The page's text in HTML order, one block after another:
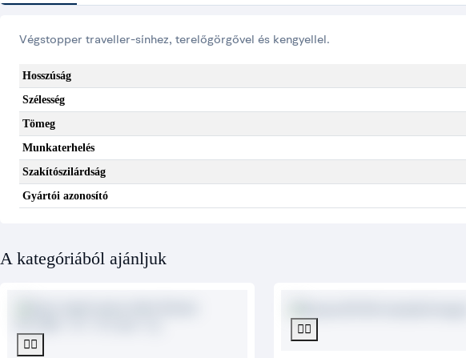
Végstopper traveller-sínhez, terelőgörgővel és kengyellel.
Hosszúság
Szélesség
Tömeg
Munkaterhelés
Szakítószilárdság
Gyártói azonosító
A kategóriából ajánljuk